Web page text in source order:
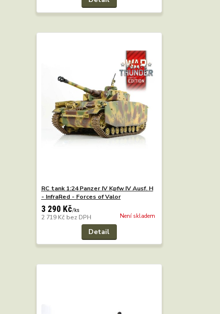
RC tank 1:24 Panzer IV Kpfw IV Ausf. H
- InfraRed - Forces of Valor
3 290 Kč/ks
2 719 Kč bez DPH Není skladem
Detail